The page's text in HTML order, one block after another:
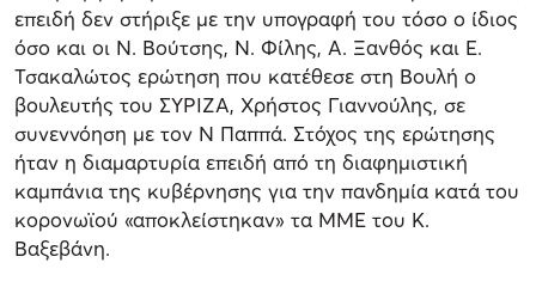
επειδή δεν στήριξε με την υπογραφή του τόσο ο ίδιος
όσο και οι Ν. Βούτσης, Ν. Φίλης, Α. Ξανθός και Ε.
Τσακαλώτος ερώτηση που κατέθεσε στη Βουλή ο
βουλευτής του ΣΥΡΙΖΑ, Xρήστος Γιαννούλης, σε
συνεννόηση με τον Ν Παππά. Στόχος της ερώτησης
ήταν η διαμαρτυρία επειδή από τη διαφημιστική
καμπάνια της κυβέρνησης για την πανδημία κατά του
κορονωϊού «αποκλείστηκαν» τα ΜΜΕ του Κ.
Βαξεβάνη.